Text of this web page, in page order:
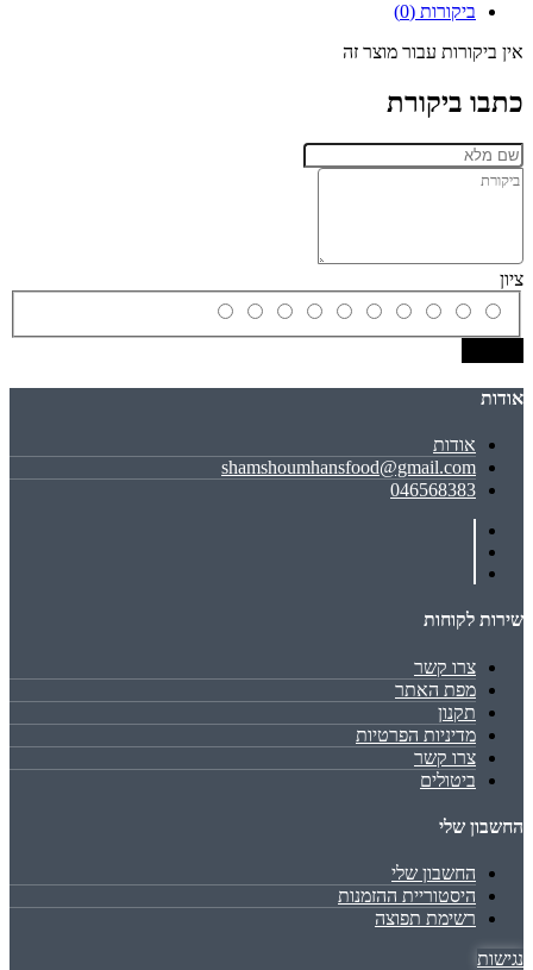
ביקורות (0)
אין ביקורות עבור מוצר זה
כתבו ביקורת
ציון
אודות
אודות
shamshoumhansfood@gmail.com
046568383
שירות לקוחות
צרו קשר
מפת האתר
תקנון
מדיניות הפרטיות
צרו קשר
ביטולים
החשבון שלי
החשבון שלי
היסטוריית ההזמנות
רשימת תפוצה
נגישות